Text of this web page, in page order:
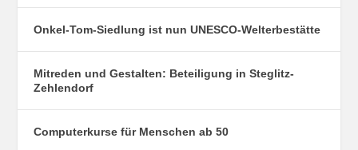
Onkel-Tom-Siedlung ist nun UNESCO-Welterbestätte
Mitreden und Gestalten: Beteiligung in Steglitz-
Zehlendorf
Computerkurse für Menschen ab 50